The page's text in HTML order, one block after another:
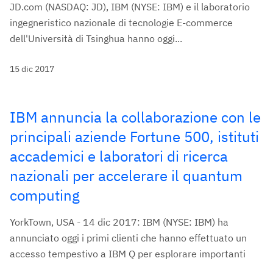
JD.com (NASDAQ: JD), IBM (NYSE: IBM) e il laboratorio
ingegneristico nazionale di tecnologie E-commerce
dell'Università di Tsinghua hanno oggi...
15 dic 2017
IBM annuncia la collaborazione con le
principali aziende Fortune 500, istituti
accademici e laboratori di ricerca
nazionali per accelerare il quantum
computing
YorkTown, USA - 14 dic 2017: IBM (NYSE: IBM) ha
annunciato oggi i primi clienti che hanno effettuato un
accesso tempestivo a IBM Q per esplorare importanti